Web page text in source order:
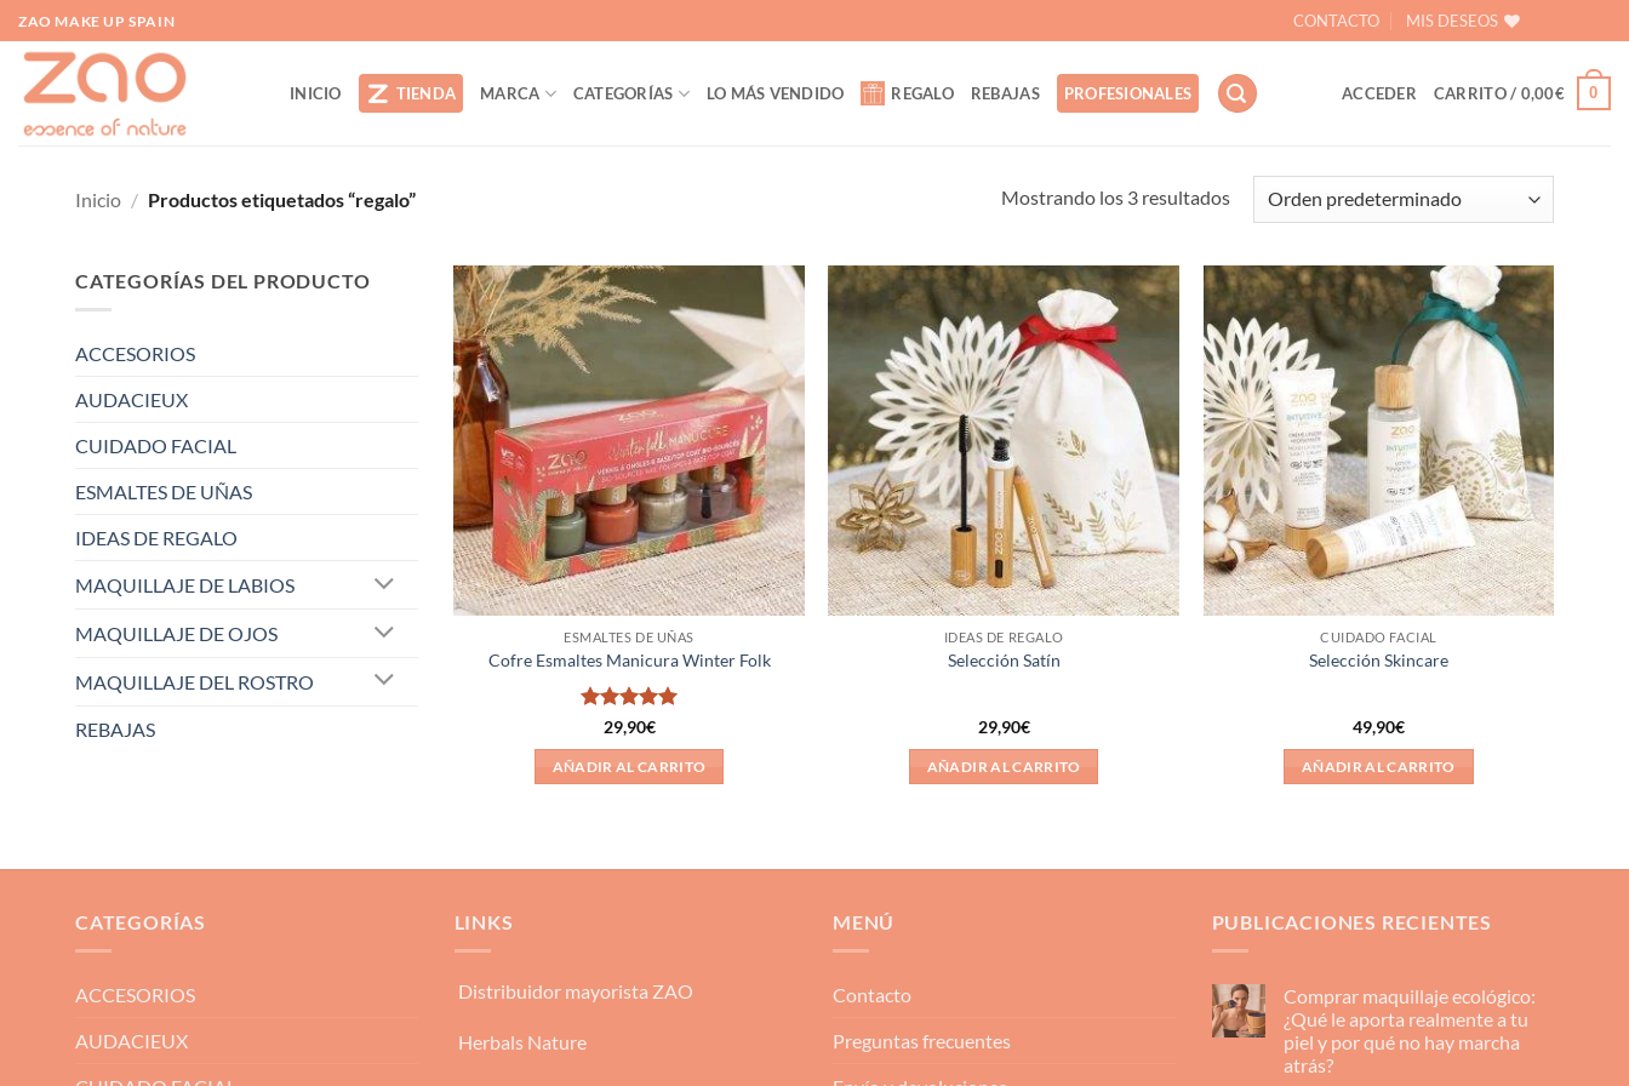
Saltar
al
contenido
ZAO MAKE UP SPAIN CONTACTO MIS DESEOS
INICIO TIENDA MARCA CATEGORÍAS LO MÁS VENDIDO REGALO REBAJAS PROFESIONALES ACCEDER CARRITO / 0,00€ 0
Inicio / Productos etiquetados “regalo” Mostrando los 3 resultados
CATEGORÍAS DEL PRODUCTO
ACCESORIOS
AUDACIEUX
CUIDADO FACIAL
ESMALTES DE UÑAS
IDEAS DE REGALO
MAQUILLAJE DE LABIOS
MAQUILLAJE DE OJOS
MAQUILLAJE DEL ROSTRO
REBAJAS
a la
lista de
deseos
ESMALTES DE UÑAS
Cofre Esmaltes Manicura Winter Folk
Valorado
29,90€
AÑADIR AL CARRITO
lista de
deseos
IDEAS DE REGALO
Selección Satín
29,90€
AÑADIR AL CARRITO
Añadir
a la
lista de
deseos
CUIDADO FACIAL
Selección Skincare
49,90€
AÑADIR AL CARRITO
CATEGORÍAS
ACCESORIOS
AUDACIEUX
LINKS
Distribuidor mayorista ZAO
Herbals Nature
MENÚ
Contacto
Preguntas frecuentes
PUBLICACIONES RECIENTES
Comprar maquillaje ecológico:
¿Qué le aporta realmente a tu
piel y por qué no hay marcha
atrás?